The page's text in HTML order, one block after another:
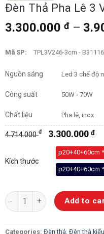
Đèn Thả Pha Lê 3
3.300.000 đ –
Mã SP: TPL3V246-3cm -
Nguồn sáng Led 3 chế độ
Công suất 50W - 70W
Chất liệu Pha lê, inox
4.714.000đ 3.300.000đ
Kích thước
p20+40+60cm
p20+40+60cm
Đèn Thả Pha Lê 3 Vòng 246
Add to
Categories: Đèn thả Đèn thả